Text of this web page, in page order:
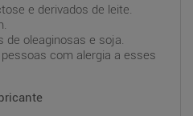
e derivados de leite.
de oleaginosas e soja.
com alergia a esses